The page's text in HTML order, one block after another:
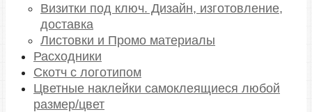
Визитки под ключ. Дизайн, изготовление,
доставка
Листовки и Промо материалы
Расходники
Скотч с логотипом
Цветные наклейки самоклеящиеся любой
размер/цвет